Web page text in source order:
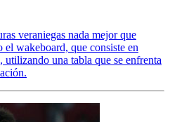
veraniegas nada mejor que
el wakeboard, que consiste en
una tabla que se enfrenta